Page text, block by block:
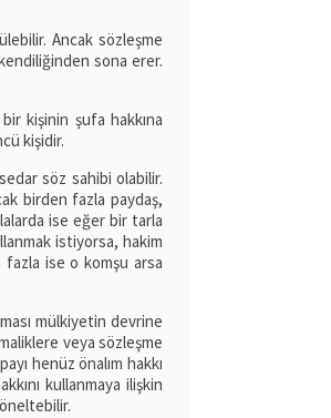
Ancak sözleşme
sona erer.
bir kişinin şufa hakkına
kişidir.
söz sahibi olabilir.
birden fazla paydaş,
ise eğer bir tarla
istiyorsa, hakim
fazla ise o komşu arsa
mülkiyetin devrine
veya sözleşme
henüz önalım hakkı
kullanmaya ilişkin